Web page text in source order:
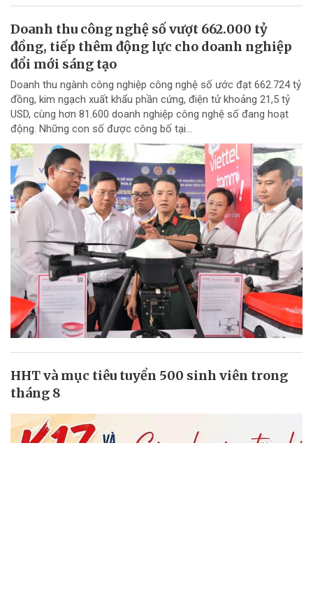
Doanh thu công nghệ số vượt 662.000 tỷ
đồng, tiếp thêm động lực cho doanh nghiệp
đổi mới sáng tạo
Doanh thu ngành công nghiệp công nghệ số ước đạt 662.724 tỷ
đồng, kim ngạch xuất khẩu phần cứng, điện tử khoảng 21,5 tỷ
USD, cùng hơn 81.600 doanh nghiệp công nghệ số đang hoạt
động. Những con số được công bố tại...
HHT và mục tiêu tuyển 500 sinh viên trong
tháng 8